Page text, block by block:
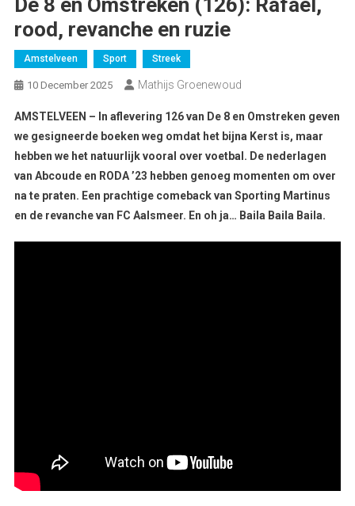
rood, revanche en ruzie
Amstelveen Sport Streek
10 December 2025 Mathijs Groenewoud
AMSTELVEEN – In aflevering 126 van De 8 en Omstreken geven
we gesigneerde boeken weg omdat het bijna Kerst is, maar
hebben we het natuurlijk vooral over voetbal. De nederlagen
van Abcoude en RODA ’23 hebben genoeg momenten om over
na te praten. Een prachtige comeback van Sporting Martinus
en de revanche van FC Aalsmeer. En oh ja… Baila Baila Baila.